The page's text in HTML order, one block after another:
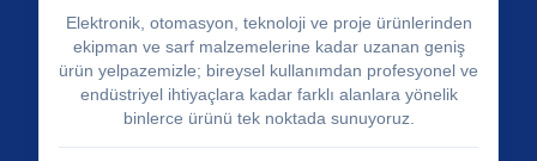
Elektronik, otomasyon, teknoloji ve proje ürünlerinden
ekipman ve sarf malzemelerine kadar uzanan geniş
ürün yelpazemizle; bireysel kullanımdan profesyonel ve
endüstriyel ihtiyaçlara kadar farklı alanlara yönelik
binlerce ürünü tek noktada sunuyoruz.